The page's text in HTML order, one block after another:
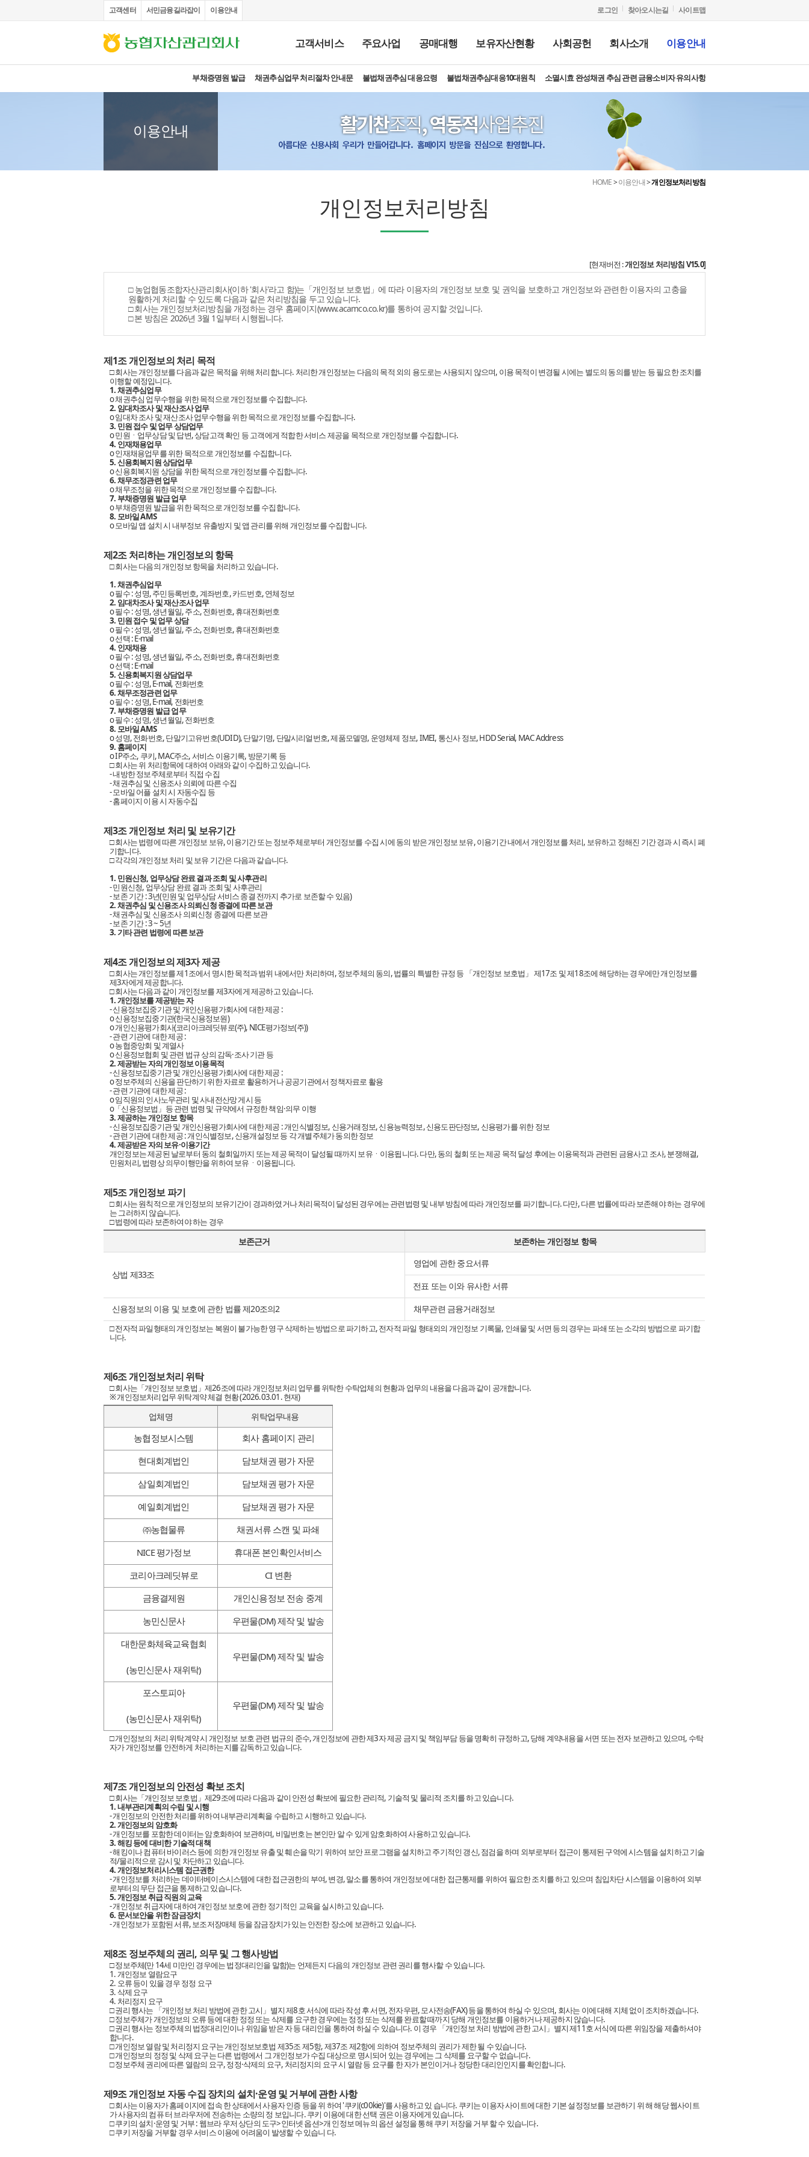
고객센터 서민금융길라잡이 이용안내 로그인 찾아오시는길 사이트맵
고객서비스
FAQ 고객의 소리
주요사업
개요 채권추심 부실자산 인수 임대차조사 재산조사
공매대행
공매업무 금차공매안내 공매결과 매각위임 절차안내 입찰절차 및 유의사항
보유자산현황
경매 공매 추천물건
사회공헌
공지사항 사회공헌활동 보도자료
회사소개
인사말 설립목적 및 비전 연혁 조직도 지사무소 소개 찾아오시는길 채용정보 윤리경영 안전보건 서민금융길라잡이
이용안내
부채증명원 발급 채권추심업무 처리절차 안내문 불법채권추심 대응요령 불법채권추심대응10대원칙 소멸시효 완성채권 추심 관련 금융소비자 유의사항
이용안내
HOME>이용안내>개인정보처리방침
개인정보처리방침
[현재버전 :개인정보 처리방침 V15.0]
□ 농업협동조합자산관리회사(이하 '회사'라고 함)는「개인정보 보호법」에 따라 이용자의 개인정보 보호 및 권익을 보호하고 개인정보와 관련한 이용자의 고충을
원활하게 처리할 수 있도록 다음과 같은 처리방침을 두고 있습니다.
□ 회사는 개인정보처리방침을 개정하는 경우 홈페이지(www.acamco.co.kr)를 통하여 공지할 것입니다.
□ 본 방침은 2026년 3월 1일부터 시행됩니다.
제1조 개인정보의 처리 목적
□ 회사는 개인정보를 다음과 같은 목적을 위해 처리합니다. 처리한 개인정보는 다음의 목적 외의 용도로는 사용되지 않으며, 이용 목적이 변경될 시에는 별도의 동의를 받는 등 필요한 조치를
이행할 예정입니다.
1. 채권추심업무
ο 채권추심 업무수행을 위한 목적으로 개인정보를 수집합니다.
2. 임대차조사 및 재산조사 업무
ο 임대차 조사 및 재산조사 업무수행을 위한 목적으로 개인정보를 수집합니다.
3. 민원 접수 및 업무 상담업무
ο 민원ㆍ업무상담 및 답변, 상담고객 확인 등 고객에게 적합한 서비스 제공을 목적으로 개인정보를 수집합니다.
4. 인재채용업무
ο 인재채용업무를 위한 목적으로 개인정보를 수집합니다.
5. 신용회복지원 상담업무
ο 신용회복지원 상담을 위한 목적으로 개인정보를 수집합니다.
6. 채무조정관련 업무
ο 채무조정을 위한 목적으로 개인정보를 수집합니다.
7. 부채증명원 발급 업무
ο 부채증명원 발급을 위한 목적으로 개인정보를 수집합니다.
8. 모바일 AMS
ο 모바일 앱 설치 시 내부정보 유출방지 및 앱 관리를 위해 개인정보를 수집합니다.
제2조 처리하는 개인정보의 항목
□ 회사는 다음의 개인정보 항목을 처리하고 있습니다.
1. 채권추심업무
ο 필수 : 성명, 주민등록번호, 계좌번호, 카드번호, 연체정보
2. 임대차조사 및 재산조사 업무
ο 필수 : 성명, 생년월일, 주소, 전화번호, 휴대전화번호
3. 민원 접수 및 업무 상담
ο 필수 : 성명, 생년월일, 주소, 전화번호, 휴대전화번호
ο 선택 : E-mail
4. 인재채용
ο 필수 : 성명, 생년월일, 주소, 전화번호, 휴대전화번호
ο 선택 : E-mail
5. 신용회복지원 상담업무
ο 필수 : 성명, E-mail, 전화번호
6. 채무조정관련 업무
ο 필수 : 성명, E-mail, 전화번호
7. 부채증명원 발급 업무
ο 필수 : 성명, 생년월일, 전화번호
8. 모바일 AMS
ο 성명, 전화번호, 단말기고유번호(UDID), 단말기명, 단말시리얼번호, 제품모델명, 운영체제 정보, IMEI, 통신사 정보, HDD Serial, MAC Address
9. 홈페이지
ο IP주소, 쿠키, MAC주소, 서비스 이용기록, 방문기록 등
□ 회사는 위 처리항목에 대하여 아래와 같이 수집하고 있습니다.
- 내방한 정보주체로부터 직접 수집
- 채권추심 및 신용조사 의뢰에 따른 수집
- 모바일 어플 설치 시 자동수집 등
- 홈페이지 이용 시 자동수집
제3조 개인정보 처리 및 보유기간
□ 회사는 법령에 따른 개인정보 보유, 이용기간 또는 정보주체로부터 개인정보를 수집 시에 동의 받은 개인정보 보유, 이용기간 내에서 개인정보를 처리, 보유하고 정해진 기간 경과 시 즉시 폐
기합니다.
□ 각각의 개인정보 처리 및 보유 기간은 다음과 같습니다.
1. 민원신청, 업무상담 완료 결과 조회 및 사후관리
- 민원신청, 업무상담 완료 결과 조회 및 사후관리
- 보존 기간 : 3년(민원 및 업무상담 서비스 종결 전까지 추가로 보존할 수 있음)
2. 채권추심 및 신용조사 의뢰신청 종결에 따른 보관
- 채권추심 및 신용조사 의뢰신청 종결에 따른 보관
- 보존 기간 : 3 ~ 5년
3. 기타 관련 법령에 따른 보관
제4조 개인정보의 제3자 제공
□ 회사는 개인정보를 제1조에서 명시한 목적과 범위 내에서만 처리하며, 정보주체의 동의, 법률의 특별한 규정 등 「개인정보 보호법」 제17조 및 제18조에 해당하는 경우에만 개인정보를
제3자에게 제공합니다.
□ 회사는 다음과 같이 개인정보를 제3자에게 제공하고 있습니다.
1. 개인정보를 제공받는 자
- 신용정보집중기관 및 개인신용평가회사에 대한 제공 :
ο 신용정보집중기관(한국신용정보원)
ο 개인신용평가회사(코리아크레딧뷰로(주), NICE평가정보(주))
- 관련 기관에 대한 제공 :
ο 농협중앙회 및 계열사
ο 신용정보협회 및 관련 법규 상의 감독·조사 기관 등
2. 제공받는 자의 개인정보 이용목적
- 신용정보집중기관 및 개인신용평가회사에 대한 제공 :
ο 정보주체의 신용을 판단하기 위한 자료로 활용하거나 공공기관에서 정책자료로 활용
- 관련 기관에 대한 제공 :
ο 임직원의 인사노무관리 및 사내전산망 게시 등
ο「신용정보법」등 관련 법령 및 규약에서 규정한 책임·의무 이행
3. 제공하는 개인정보 항목
- 신용정보집중기관 및 개인신용평가회사에 대한 제공 : 개인식별정보, 신용거래정보, 신용능력정보, 신용도판단정보, 신용평가를 위한 정보
- 관련 기관에 대한 제공 : 개인식별정보, 신용개설정보 등 각 개별주체가 동의한 정보
4. 제공받은 자의 보유·이용기간
개인정보는 제공된 날로부터 동의 철회일까지 또는 제공 목적이 달성될 때까지 보유ㆍ이용됩니다. 다만, 동의 철회 또는 제공 목적 달성 후에는 이용목적과 관련된 금융사고 조사, 분쟁해결,
민원처리, 법령상 의무이행만을 위하여 보유ㆍ이용됩니다.
제5조 개인정보 파기
□ 회사는 원칙적으로 개인정보의 보유기간이 경과하였거나 처리목적이 달성된 경우에는 관련법령 및 내부 방침에 따라 개인정보를 파기합니다. 다만, 다른 법률에 따라 보존해야 하는 경우에
는 그러하지 않습니다.
□ 법령에 따라 보존하여야 하는 경우
보존근거 보존하는 개인정보 항목
상법 제33조
영업에 관한 중요서류
전표 또는 이와 유사한 서류
신용정보의 이용 및 보호에 관한 법률 제20조의2
채무관련 금융거래정보
□ 전자적 파일형태의 개인정보는 복원이 불가능한 영구 삭제하는 방법으로 파기하고, 전자적 파일 형태외의 개인정보 기록물, 인쇄물 및 서면 등의 경우는 파쇄 또는 소각의 방법으로 파기합
니다.
제6조 개인정보처리 위탁
□ 회사는「개인정보 보호법」제26조에 따라 개인정보처리 업무를 위탁한 수탁업체의 현황과 업무의 내용을 다음과 같이 공개합니다.
※ 개인정보처리업무 위탁계약 체결 현황 (2026.03.01. 현재)
업체명 위탁업무내용
농협정보시스템
회사 홈페이지 관리
현대회계법인
담보채권 평가 자문
삼일회계법인
담보채권 평가 자문
예일회계법인
담보채권 평가 자문
㈜농협물류
채권서류 스캔 및 파쇄
NICE 평가정보
휴대폰 본인확인서비스
코리아크레딧뷰로
CI 변환
금융결제원
개인신용정보 전송 중계
농민신문사
우편물(DM) 제작 및 발송
대한문화체육교육협회
(농민신문사 재위탁)
우편물(DM) 제작 및 발송
포스토피아
(농민신문사 재위탁)
우편물(DM) 제작 및 발송
□ 개인정보의 처리 위탁계약 시 개인정보 보호 관련 법규의 준수, 개인정보에 관한 제3자 제공 금지 및 책임부담 등을 명확히 규정하고, 당해 계약내용을 서면 또는 전자 보관하고 있으며, 수탁
자가 개인정보를 안전하게 처리하는지를 감독하고 있습니다.
제7조 개인정보의 안전성 확보 조치
□ 회사는「개인정보 보호법」제29조에 따라 다음과 같이 안전성 확보에 필요한 관리적, 기술적 및 물리적 조치를 하고 있습니다.
1. 내부관리계획의 수립 및 시행
- 개인정보의 안전한 처리를 위하여 내부관리계획을 수립하고 시행하고 있습니다.
2. 개인정보의 암호화
- 개인정보를 포함한 데이터는 암호화하여 보관하며, 비밀번호는 본인만 알 수 있게 암호화하여 사용하고 있습니다.
3. 해킹 등에 대비한 기술적 대책
- 해킹이나 컴퓨터 바이러스 등에 의한 개인정보 유출 및 훼손을 막기 위하여 보안 프로그램을 설치하고 주기적인 갱신, 점검을 하며 외부로부터 접근이 통제된 구역에 시스템을 설치하고 기술
적/물리적으로 감시 및 차단하고 있습니다.
4. 개인정보처리시스템 접근권한
- 개인정보를 처리하는 데이터베이스시스템에 대한 접근권한의 부여, 변경, 말소를 통하여 개인정보에 대한 접근통제를 위하여 필요한 조치를 하고 있으며 침입차단 시스템을 이용하여 외부
로부터의 무단 접근을 통제하고 있습니다.
5. 개인정보 취급 직원의 교육
- 개인정보 취급자에 대하여 개인정보 보호에 관한 정기적인 교육을 실시하고 있습니다.
6. 문서보안을 위한 잠금장치
- 개인정보가 포함된 서류, 보조저장매체 등을 잠금장치가 있는 안전한 장소에 보관하고 있습니다.
제8조 정보주체의 권리, 의무 및 그 행사방법
□ 정보주체(만 14세 미만인 경우에는 법정대리인을 말함)는 언제든지 다음의 개인정보 관련 권리를 행사할 수 있습니다.
1. 개인정보 열람요구
2. 오류 등이 있을 경우 정정 요구
3. 삭제 요구
4. 처리정지 요구
□ 권리 행사는 「개인정보 처리 방법에 관한 고시」별지 제8호 서식에 따라 작성 후 서면, 전자우편, 모사전송(FAX) 등을 통하여 하실 수 있으며, 회사는 이에 대해 지체 없이 조치하겠습니다.
□ 정보주체가 개인정보의 오류 등에 대한 정정 또는 삭제를 요구한 경우에는 정정 또는 삭제를 완료할 때까지 당해 개인정보를 이용하거나 제공하지 않습니다.
□ 권리 행사는 정보주체의 법정대리인이나 위임을 받은 자 등 대리인을 통하여 하실 수 있습니다. 이 경우 「개인정보 처리 방법에 관한 고시」별지 제11호 서식에 따른 위임장을 제출하셔야
합니다.
□ 개인정보 열람 및 처리정지 요구는 개인정보보호법 제35조 제5항, 제37조 제2항에 의하여 정보주체의 권리가 제한 될 수 있습니다.
□ 개인정보의 정정 및 삭제 요구는 다른 법령에서 그 개인정보가 수집 대상으로 명시되어 있는 경우에는 그 삭제를 요구할 수 없습니다.
□ 정보주체 권리에 따른 열람의 요구, 정정·삭제의 요구, 처리정지의 요구 시 열람 등 요구를 한 자가 본인이거나 정당한 대리인인지를 확인합니다.
제9조 개인정보 자동 수집 장치의 설치·운영 및 거부에 관한 사항
□ 회사는 이용자가 홈페이지에 접속 한 상태에서 사용자 인증 등을 위 하여 '쿠키(c00kie)'를 사용하고 있 습니다. 쿠키는 이용자 사이트에 대한 기본 설정정보를 보관하기 위 해 해당 웹사이트
가 사용자의 컴퓨 터 브라우저에 전송하는 소량의 정 보입니다. 쿠키 이용에 대한 선택 권은 이용자에게 있습니다.
□ 쿠키의 설치·운영 및 거부 : 웹브라 우저 상단의 도구>인터넷 옵션>개 인정보 메뉴의 옵션 설정을 통해 쿠키 저장을 거부 할 수 있습니다.
□ 쿠키 저장을 거부할 경우 서비스 이용에 어려움이 발생할 수 있습니 다.